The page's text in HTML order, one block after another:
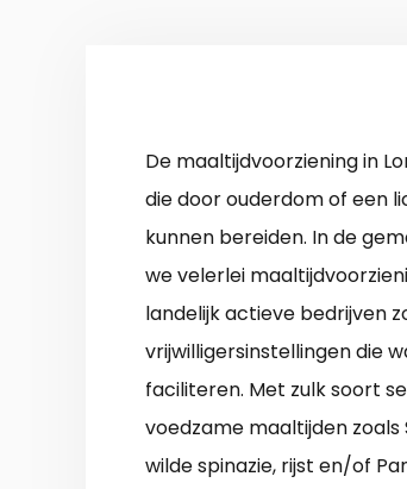
De maaltijdvoorziening in
die door ouderdom of een
kunnen bereiden. In de
we velerlei
landelijk actieve bedrijven
vrijwilligersinstellingen die
faciliteren. Met zulk soort
voedzame maaltijden
wilde spinazie, rijst en/of